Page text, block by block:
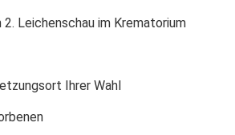
Leichenschau im Krematorium
Ihrer Wahl